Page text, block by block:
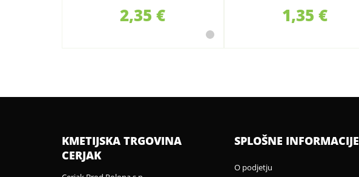
2,35 € 1,35 €
KMETIJSKA TRGOVINA
CERJAK
SPLOŠNE INFORMACIJE
O podjetju